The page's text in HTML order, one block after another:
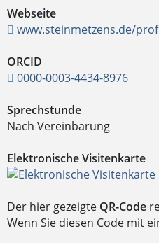
Webseite
www.steinmetzens.de/prof
ORCID
0000-0003-4434-8976
Sprechstunde
Nach Vereinbarung
Elektronische Visitenkarte
Der hier gezeigte QR-Code
Wenn Sie diesen Code mit